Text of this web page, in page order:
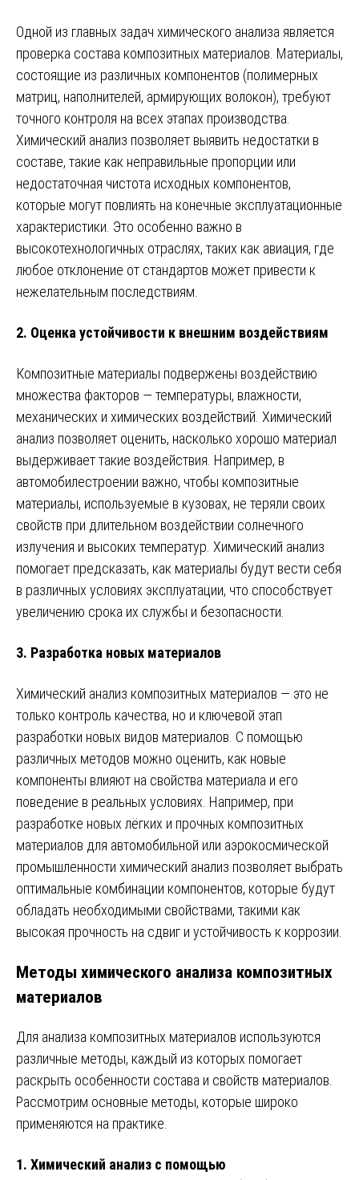
Одной из главных задач химического анализа является
проверка состава композитных материалов. Материалы,
состоящие из различных компонентов (полимерных
матриц, наполнителей, армирующих волокон), требуют
точного контроля на всех этапах производства.
Химический анализ позволяет выявить недостатки в
составе, такие как неправильные пропорции или
недостаточная чистота исходных компонентов,
которые могут повлиять на конечные эксплуатационные
характеристики. Это особенно важно в
высокотехнологичных отраслях, таких как авиация, где
любое отклонение от стандартов может привести к
нежелательным последствиям.
2. Оценка устойчивости к внешним воздействиям
Композитные материалы подвержены воздействию
множества факторов — температуры, влажности,
механических и химических воздействий. Химический
анализ позволяет оценить, насколько хорошо материал
выдерживает такие воздействия. Например, в
автомобилестроении важно, чтобы композитные
материалы, используемые в кузовах, не теряли своих
свойств при длительном воздействии солнечного
излучения и высоких температур. Химический анализ
помогает предсказать, как материалы будут вести себя
в различных условиях эксплуатации, что способствует
увеличению срока их службы и безопасности.
3. Разработка новых материалов
Химический анализ композитных материалов — это не
только контроль качества, но и ключевой этап
разработки новых видов материалов. С помощью
различных методов можно оценить, как новые
компоненты влияют на свойства материала и его
поведение в реальных условиях. Например, при
разработке новых лёгких и прочных композитных
материалов для автомобильной или аэрокосмической
промышленности химический анализ позволяет выбрать
оптимальные комбинации компонентов, которые будут
обладать необходимыми свойствами, такими как
высокая прочность на сдвиг и устойчивость к коррозии.
Методы химического анализа композитных
материалов
Для анализа композитных материалов используются
различные методы, каждый из которых помогает
раскрыть особенности состава и свойств материалов.
Рассмотрим основные методы, которые широко
применяются на практике.
1. Химический анализ с помощью